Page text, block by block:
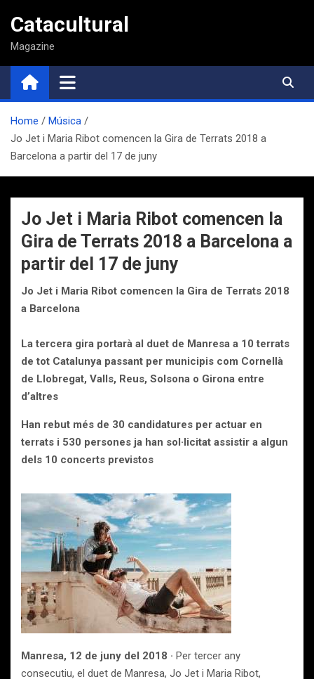
contenido
Catacultural
Magazine
Home
Música
Jo Jet i Maria Ribot comencen la Gira de Terrats 2018 a
Barcelona a partir del 17 de juny
Jo Jet i Maria Ribot comencen la
Gira de Terrats 2018 a Barcelona a
partir del 17 de juny
Jo Jet i Maria Ribot comencen la Gira de Terrats 2018
a Barcelona
La tercera gira portarà al duet de Manresa a 10 terrats
de tot Catalunya passant per municipis com Cornellà
de Llobregat, Valls, Reus, Solsona o Girona entre
d’altres
Han rebut més de 30 candidatures per actuar en
terrats i 530 persones ja han sol·licitat assistir a algun
dels 10 concerts previstos
Manresa, 12 de juny del 2018 · Per tercer any
consecutiu, el duet de Manresa, Jo Jet i Maria Ribot,